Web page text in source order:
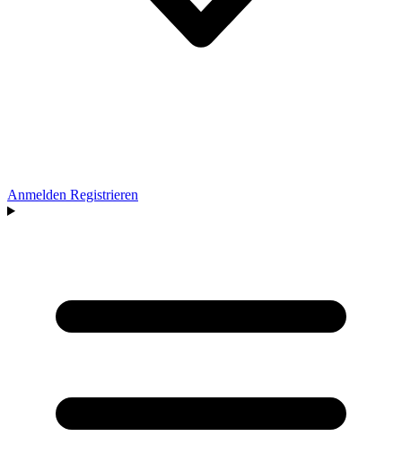
Anmelden Registrieren